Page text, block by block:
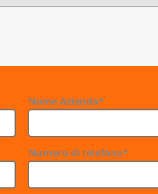
Nome Azienda*
Numero di telefono*